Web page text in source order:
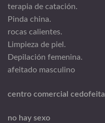
terapia de catación.
Pinda china.
rocas calientes.
Limpieza de piel.
Depilación femenina.
afeitado masculino
centro comercial cedofeita
no hay sexo